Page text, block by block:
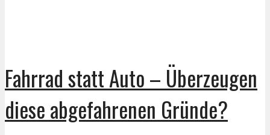
Fahrrad statt Auto – Überzeugen
diese abgefahrenen Gründe?